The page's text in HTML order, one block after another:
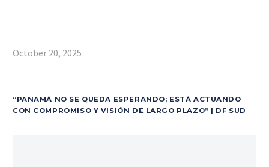
October 20, 2025
“PANAMÁ NO SE QUEDA ESPERANDO; ESTÁ ACTUANDO
CON COMPROMISO Y VISIÓN DE LARGO PLAZO” | DF SUD